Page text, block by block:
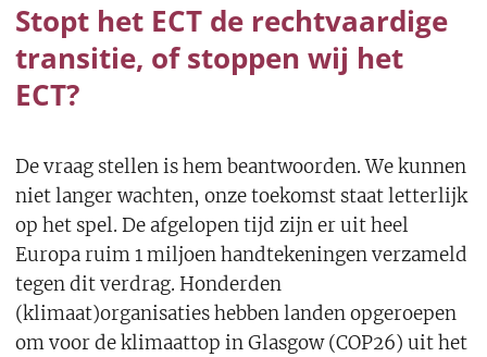
Stopt het ECT de rechtvaardige
transitie, of stoppen wij het
ECT?
De vraag stellen is hem beantwoorden. We kunnen
niet langer wachten, onze toekomst staat letterlijk
op het spel. De afgelopen tijd zijn er uit heel
Europa ruim 1 miljoen handtekeningen verzameld
tegen dit verdrag. Honderden
(klimaat)organisaties hebben landen opgeroepen
om voor de klimaattop in Glasgow (COP26) uit het